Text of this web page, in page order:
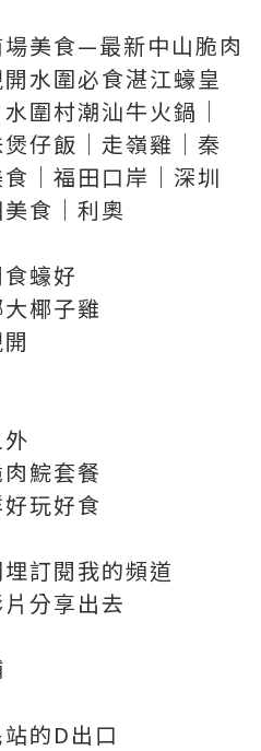
美食—最新中山脆肉
水圍必食湛江蠔皇
圍村潮汕牛火鍋｜
仔飯｜走嶺雞｜秦
｜福田口岸｜深圳
食｜利奧
蠔好
椰子雞
鯇套餐
玩好食
訂閱我的頻道
分享出去
的D出口